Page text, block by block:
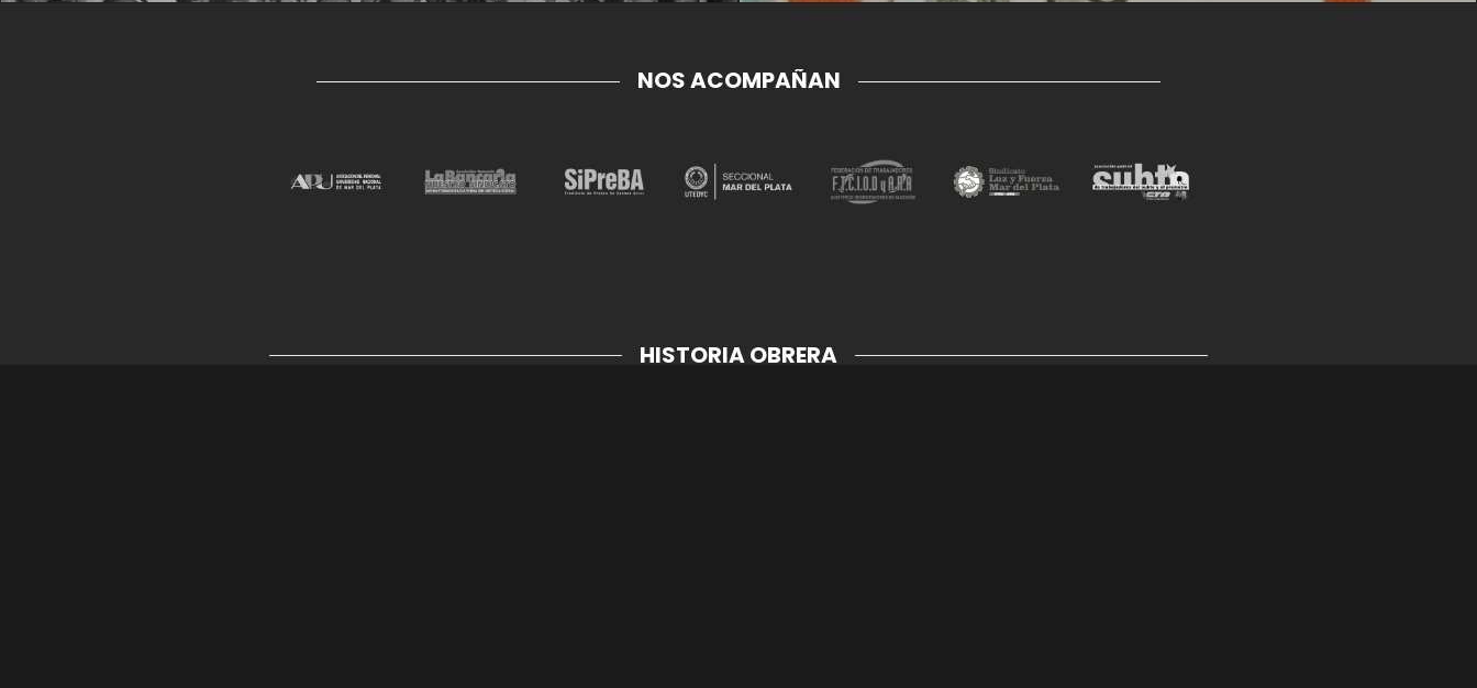
NOS ACOMPAÑAN
HISTORIA OBRERA